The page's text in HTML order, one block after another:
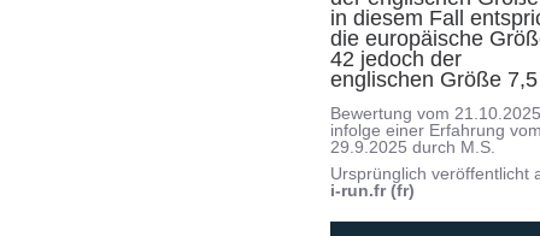
in diesem Fall
die europäische
42 jedoch der
englischen Größe 7,5
Bewertung vom
infolge einer Erfahrung
29.9.2025 durch M.S.
Ursprünglich veröffentlicht
i-run.fr (fr)